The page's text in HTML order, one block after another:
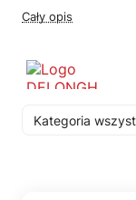
Cały opis
Kategoria